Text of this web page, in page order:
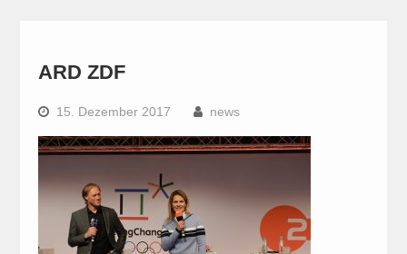
ARD ZDF
15. Dezember 2017 news